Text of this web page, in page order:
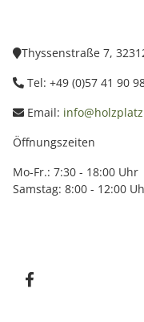
Thyssenstraße 7,
Tel: +49 (0)57 41 90
Email:
Öffnungszeiten
Mo-Fr.: 7:30 - 18:00 Uhr
Samstag: 8:00 - 12:00